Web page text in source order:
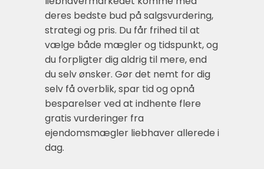
deres bedste bud på salgsvurdering,
strategi og pris. Du får frihed til at
vælge både mægler og tidspunkt, og
du forpligter dig aldrig til mere, end
du selv ønsker. Gør det nemt for dig
selv få overblik, spar tid og opnå
besparelser ved at indhente flere
gratis vurderinger fra
ejendomsmægler liebhaver allerede i
dag.